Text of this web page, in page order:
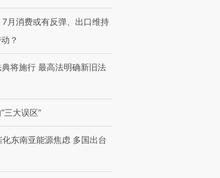
7月消费或有反弹、出口维持
？
将施行 最高法明确新旧法
三大误区”
东南亚能源焦虑 多国出台